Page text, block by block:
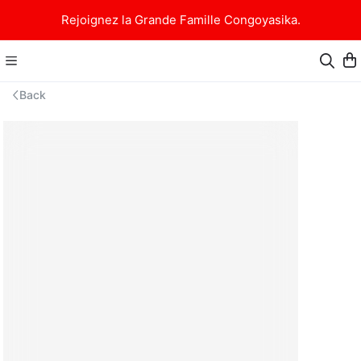
Rejoignez la Grande Famille Congoyasika.
Back